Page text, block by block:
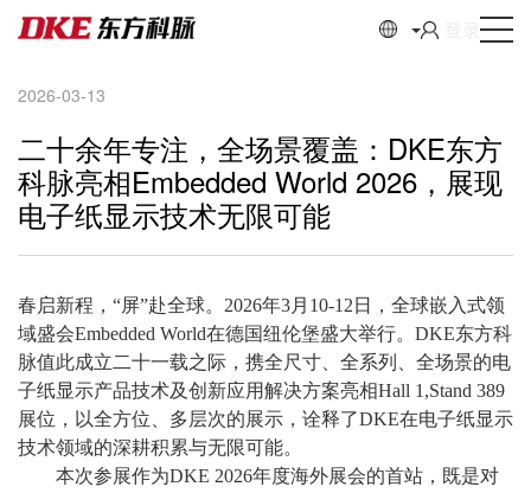
2026-03-13
二十余年专注，全场景覆盖：DKE东方
科脉亮相Embedded World 2026，展现
电子纸显示技术无限可能
春启新程， “屏”赴全球。2026年3月10-12日，全球嵌入式领
域盛会Embedded World在德国纽伦堡盛大举行。DKE东方科
脉值此成立二十一载之际，携全尺寸、全系列、全场景的电
子纸显示产品技术及创新应用解决方案亮相Hall 1,Stand 389
展位，以全方位、多层次的展示，诠释了DKE在电子纸显示
技术领域的深耕积累与无限可能。
本次参展作为DKE 2026年度海外展会的首站，既是对